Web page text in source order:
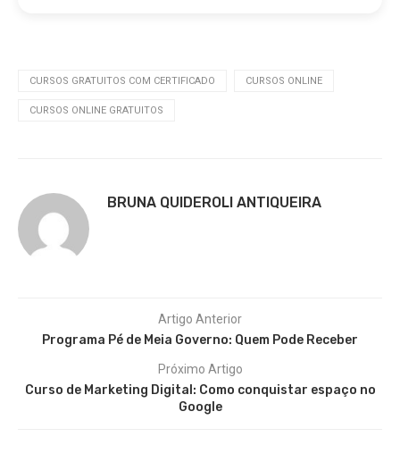
CURSOS GRATUITOS COM CERTIFICADO CURSOS ONLINE
CURSOS ONLINE GRATUITOS
BRUNA QUIDEROLI ANTIQUEIRA
Artigo Anterior
Programa Pé de Meia Governo: Quem Pode Receber
Próximo Artigo
Curso de Marketing Digital: Como conquistar espaço no
Google